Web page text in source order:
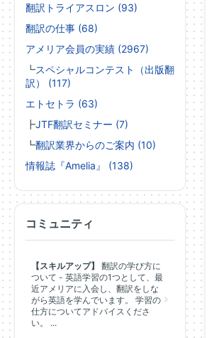
翻訳トライアスロン (93)
翻訳の仕事 (68)
アメリア会員の実績 (2967)
┗スペシャルコンテスト（出版翻
訳） (117)
エトセトラ (63)
┣JTF翻訳セミナー (7)
┗翻訳業界からのご案内 (10)
情報誌『Amelia』 (138)
コミュニティ
【スキルアップ】
翻訳の学び方に
ついて - 英語学習の1つとして、最
近アメリアに入会し、翻訳をしな
がら英語を学んでいます。 学習の
仕方についてアドバイスくださ
い。 ...